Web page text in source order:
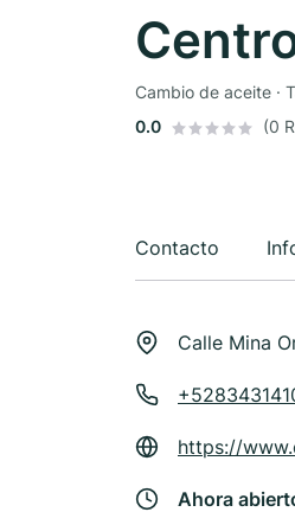
Cambio de aceite ·
0.0
(0
Contacto
Calle Mina
https://
Ahora